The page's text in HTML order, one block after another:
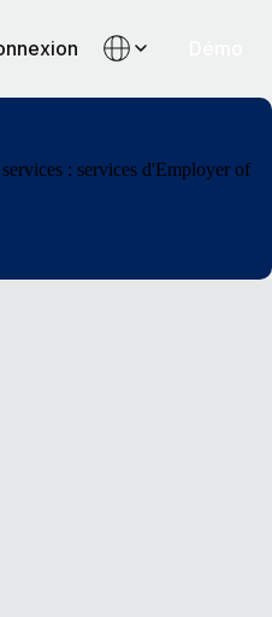
: services d'Employer of